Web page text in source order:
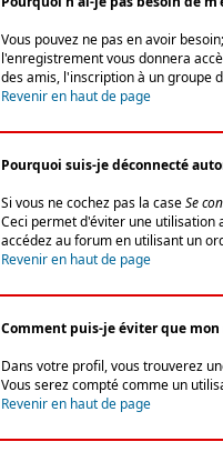
Vous pouvez ne pas en avoir
l'enregistrement vous donnera
des amis, l'inscription à un groupe
Revenir en haut de page
Pourquoi suis-je déconnecté
Si vous ne cochez pas la caseSe
Ceci permet d'éviter une utilisation
accédez au forum en utilisant un
Revenir en haut de page
Comment puis-je éviter que
Dans votre profil, vous trouverez
Vous serez compté comme un
Revenir en haut de page